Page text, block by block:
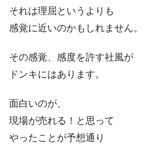
それは理屈というよりも
感覚に近いのかもしれません。
その感覚、感度を許す社風が
ドンキにはあります。
面白いのが、
現場が売れる！と思って
やったことが予想通り